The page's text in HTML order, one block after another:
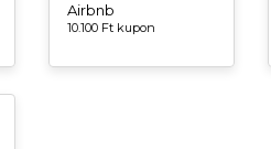
Airbnb
10.100 Ft kupon